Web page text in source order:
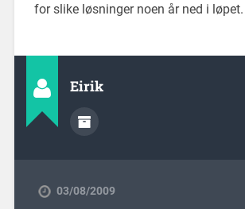
for slike løsninger noen år ned i løpet.
Eirik
03/08/2009